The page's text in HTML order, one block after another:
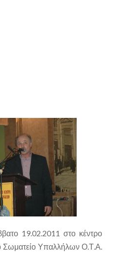
19.02.2011 στο κέντρο
Υπαλλήλων Ο.Τ.Α.